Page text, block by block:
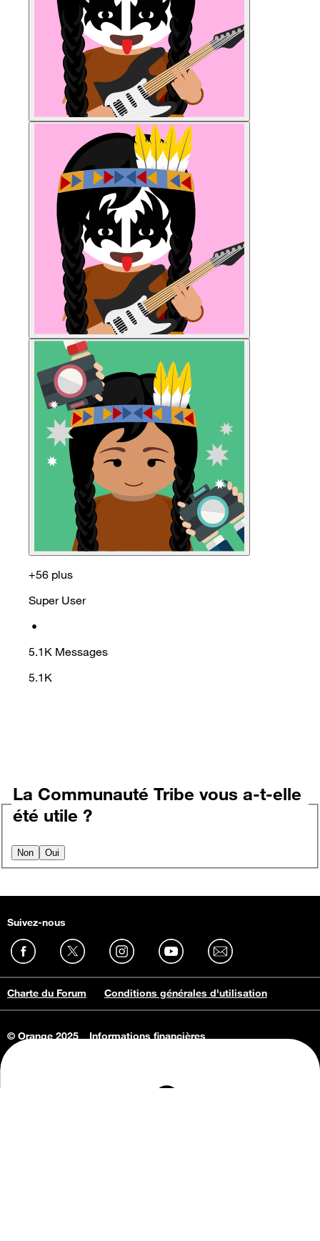
+56 plus
Super User
•
5.1K Messages
5.1K
La Communauté Tribe vous a-t-elle
été utile ?
Non Oui
Suivez-nous
Charte du Forum Conditions générales d'utilisation
© Orange 2025
Informations financières